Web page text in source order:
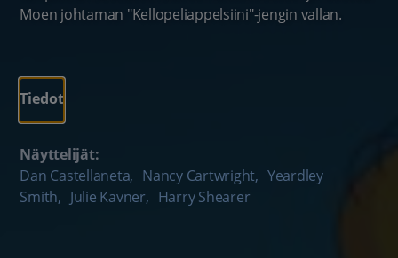
Moen johtaman "Kellopeliappelsiini"-jengin vallan.
Tiedot
Näyttelijät:
Dan Castellaneta, Nancy Cartwright, Yeardley
Smith, Julie Kavner, Harry Shearer